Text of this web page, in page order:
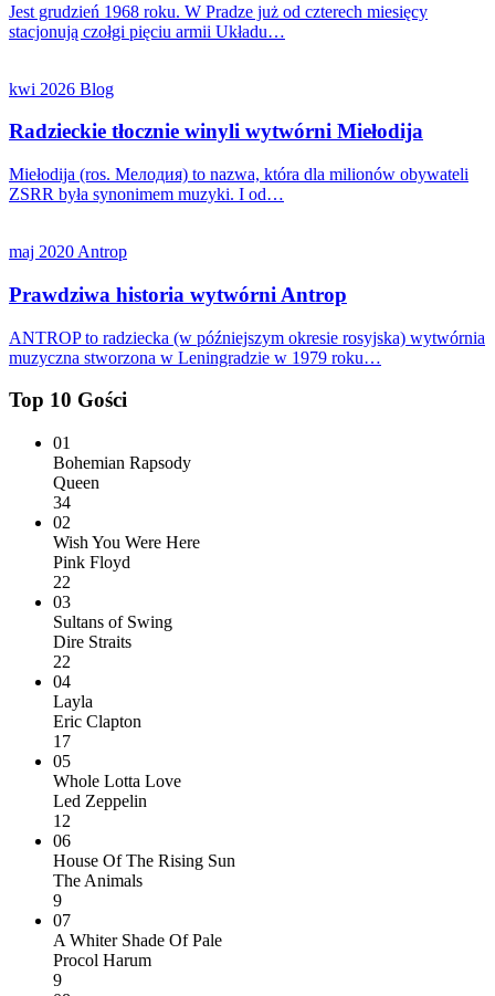
Jest grudzień 1968 roku. W Pradze już od czterech miesięcy
stacjonują czołgi pięciu armii Układu…
kwi 2026 Blog
Radzieckie tłocznie winyli wytwórni Miełodija
Miełodija (ros. Мелодия) to nazwa, która dla milionów obywateli
ZSRR była synonimem muzyki. I od…
maj 2020 Antrop
Prawdziwa historia wytwórni Antrop
ANTROP to radziecka (w późniejszym okresie rosyjska) wytwórnia
muzyczna stworzona w Leningradzie w 1979 roku…
Top 10 Gości
01
Bohemian Rapsody
Queen
34
02
Wish You Were Here
Pink Floyd
22
03
Sultans of Swing
Dire Straits
22
04
Layla
Eric Clapton
17
05
Whole Lotta Love
Led Zeppelin
12
06
House Of The Rising Sun
The Animals
9
07
A Whiter Shade Of Pale
Procol Harum
9